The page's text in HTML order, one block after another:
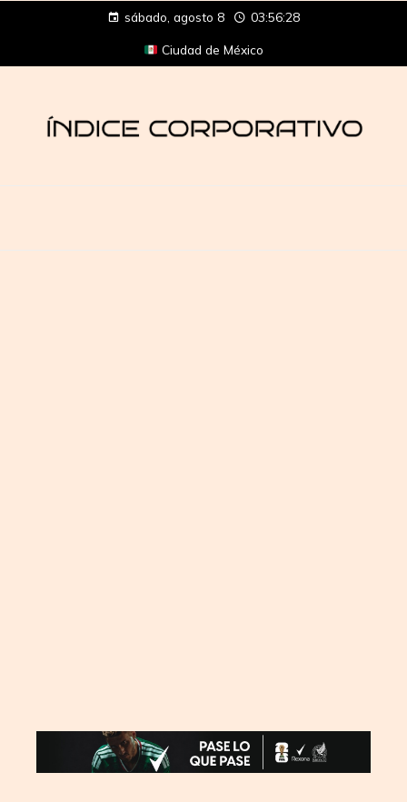
sábado, agosto 8 03:56:29
Ciudad de México